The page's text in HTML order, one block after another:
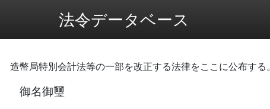
法令データベース
造幣局特別会計法等の一部を改正する法律をここに公布する。
御名御璽